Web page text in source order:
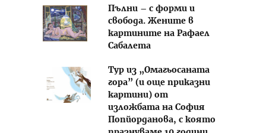
Пълни – с форми и
свобода. Жените в
картините на Рафаел
Сабалета
Тур из „Омагьосаната
гора” (и още приказни
картини) от
изложбата на София
Попйорданова, с която